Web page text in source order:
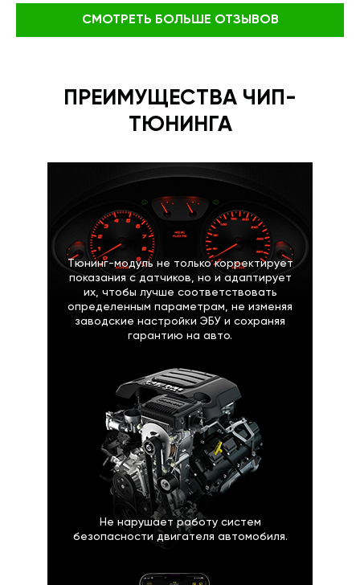
СМОТРЕТЬ БОЛЬШЕ ОТЗЫВОВ
ПРЕИМУЩЕСТВА ЧИП-
ТЮНИНГА
Тюнинг-модуль не только корректирует
показания с датчиков, но и адаптирует
их, чтобы лучше соответствовать
определенным параметрам, не изменяя
заводские настройки ЭБУ и сохраняя
гарантию на авто.
Не нарушает работу систем
безопасности двигателя автомобиля.